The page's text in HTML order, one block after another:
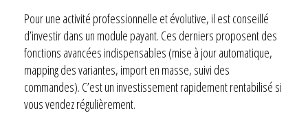
Pour une activité professionnelle et évolutive, il est conseillé
d’investir dans un module payant. Ces derniers proposent des
fonctions avancées indispensables (mise à jour automatique,
mapping des variantes, import en masse, suivi des
commandes). C’est un investissement rapidement rentabilisé si
vous vendez régulièrement.